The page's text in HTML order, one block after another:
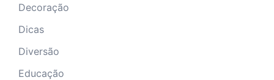
Decoração
Dicas
Diversão
Educação